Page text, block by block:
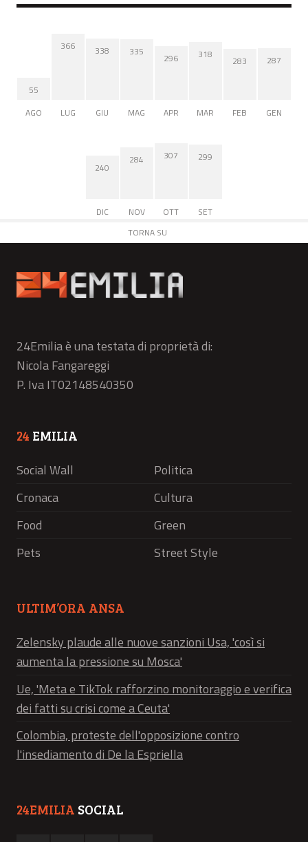
55
AGO
366
LUG
338
GIU
335
MAG
296
APR
318
MAR
283
FEB
287
GEN
240
DIC
284
NOV
307
OTT
299
SET
TORNA SU
24Emilia è una testata di proprietà di:
Nicola Fangareggi
P. Iva IT02148540350
24 EMILIA
Social Wall
Politica
Cronaca
Cultura
Food
Green
Pets
Street Style
ULTIM’ORA ANSA
Zelensky plaude alle nuove sanzioni Usa, 'così si
aumenta la pressione su Mosca'
Ue, 'Meta e TikTok rafforzino monitoraggio e verifica
dei fatti su crisi come a Ceuta'
Colombia, proteste dell'opposizione contro
l'insediamento di De la Espriella
24EMILIA SOCIAL